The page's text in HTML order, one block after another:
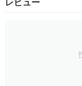
レビュー